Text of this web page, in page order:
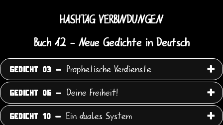
HASHTAG VERBINDUNGEN
Buch 12 - Neue Gedichte in Deutsch
GEDICHT 03 - Prophetische Verdienste
GEDICHT 06 - Deine Freiheit!
GEDICHT 10 - Ein duales System